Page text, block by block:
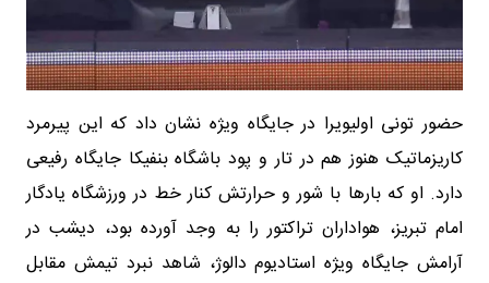
‏حضور تونی اولیویرا در جایگاه ویژه نشان داد که این پیرمرد
کاریزماتیک هنوز هم در تار و پود باشگاه بنفیکا جایگاه رفیعی
دارد. او که بارها با شور و حرارتش کنار خط در ورزشگاه یادگار
امام تبریز، هواداران تراکتور را به وجد آورده بود، دیشب در
آرامش جایگاه ویژه استادیوم دالوژ، شاهد نبرد تیمش مقابل